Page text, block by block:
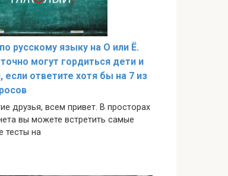
русскому языку на О или Ё.
могут гордиться дети и
если ответите хотя бы на 7 из
друзья, всем привет. В просторах
вы можете встретить самые
тесты на